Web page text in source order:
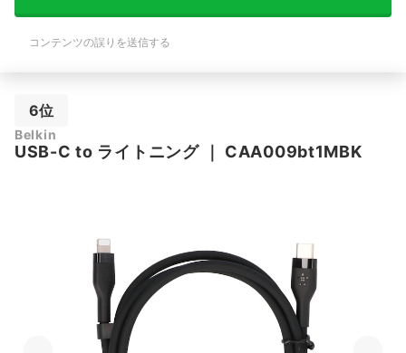
コンテンツの誤りを送信する
6位
Belkin
USB-C to ライトニング｜ CAA009bt1MBK